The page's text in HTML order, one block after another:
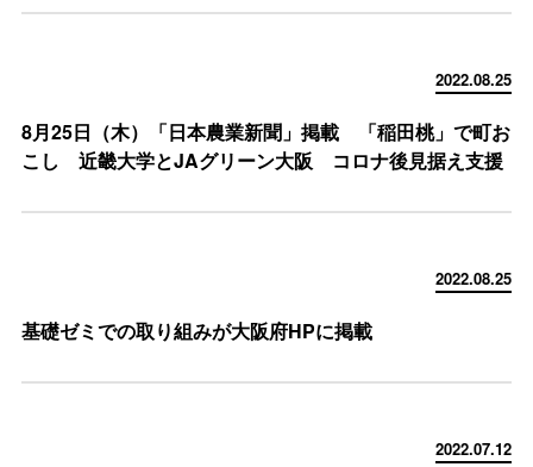
2022.08.25
8月25日（木）「日本農業新聞」掲載 「稲田桃」で町お
こし 近畿大学とJAグリーン大阪 コロナ後見据え支援
2022.08.25
基礎ゼミでの取り組みが大阪府HPに掲載
2022.07.12